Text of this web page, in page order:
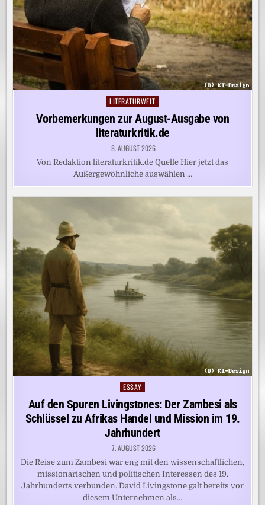
Posted
LITERATURWELT
Vorbemerkungen zur August-Ausgabe von
literaturkritik.de
8. AUGUST 2026
Von Redaktion literaturkritik.de Quelle Hier jetzt das
Außergewöhnliche auswählen …
Posted
ESSAY
Auf den Spuren Livingstones: Der Zambesi als
Schlüssel zu Afrikas Handel und Mission im 19.
Jahrhundert
7. AUGUST 2026
Die Reise zum Zambesi war eng mit den wissenschaftlichen,
missionarischen und politischen Interessen des 19.
Jahrhunderts verbunden. David Livingstone galt bereits vor
diesem Unternehmen als…